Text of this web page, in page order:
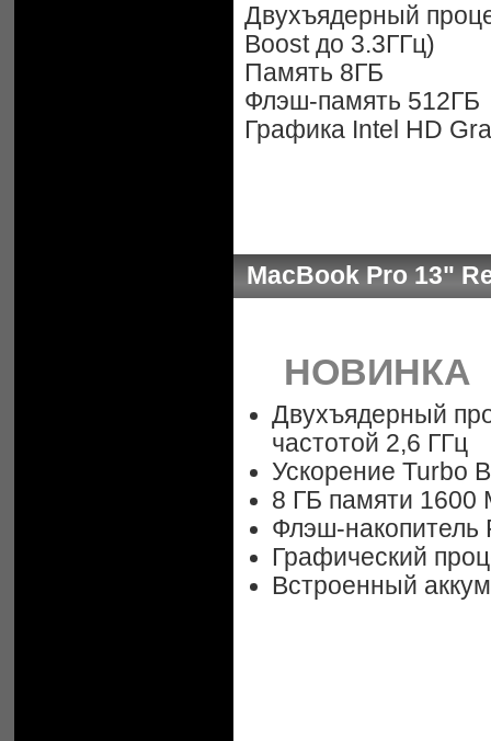
Двухъядерный
Boost до 3.3ГГц)
Память 8ГБ
Флэш-память 512ГБ
Графика Intel HD
MacBook Pro 13"
НОВИНКА
Двухъядерный
частотой 2,6 ГГц
Ускорение Turbo
8 ГБ памяти 1600
Флэш-накопитель
Графический
Встроенный